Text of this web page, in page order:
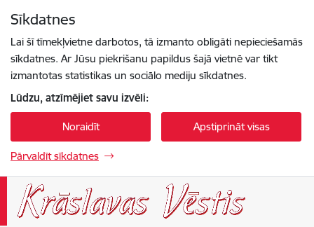
Sīkdatnes
Lai šī tīmekļvietne darbotos, tā izmanto obligāti nepieciešamās
sīkdatnes. Ar Jūsu piekrišanu papildus šajā vietnē var tikt
izmantotas statistikas un sociālo mediju sīkdatnes.
Lūdzu, atzīmējiet savu izvēli:
Noraidīt Apstiprināt visas
Pārvaldīt sīkdatnes